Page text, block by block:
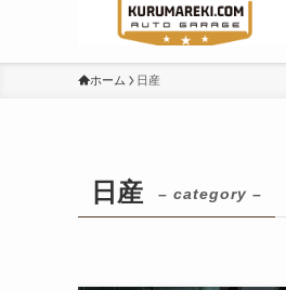
ホーム 日産
日産 – category –